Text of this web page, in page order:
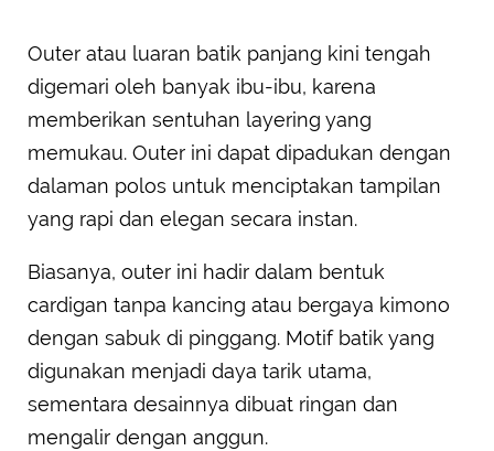
Outer atau luaran batik panjang kini tengah
digemari oleh banyak ibu-ibu, karena
memberikan sentuhan layering yang
memukau. Outer ini dapat dipadukan dengan
dalaman polos untuk menciptakan tampilan
yang rapi dan elegan secara instan.
Biasanya, outer ini hadir dalam bentuk
cardigan tanpa kancing atau bergaya kimono
dengan sabuk di pinggang. Motif batik yang
digunakan menjadi daya tarik utama,
sementara desainnya dibuat ringan dan
mengalir dengan anggun.